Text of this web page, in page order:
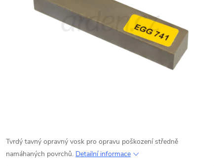
Tvrdý tavný opravný vosk pro opravu poškození středně
namáhaných povrchů. Detailní informace